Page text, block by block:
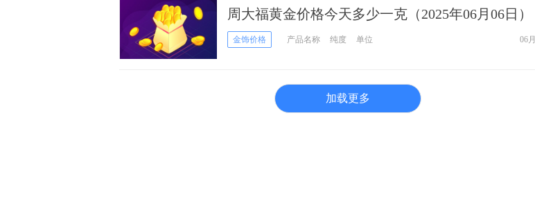
周大福黄金价格今天多少一克（2025年06月06日）
金饰价格 产品名称 纯度 单位 06
加载更多